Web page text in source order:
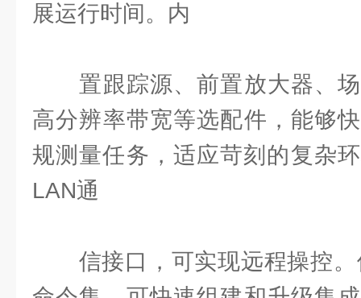
展运行时间。内
置跟踪源、前置放大器、场
高分辨率带宽等选配件，能够
规测量任务，适应苛刻的复杂
LAN通
信接口，可实现远程操控。